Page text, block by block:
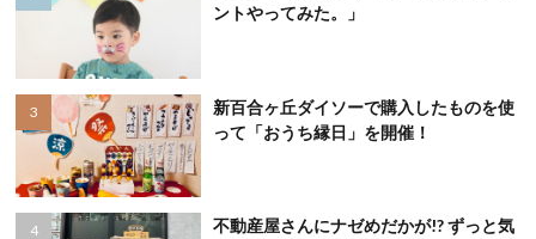
ントやってみた。」
新百合ヶ丘ダイソーで購入したものを使
って「おうち縁日」を開催！
不動産屋さんにナゼめだかが!? ずっと気